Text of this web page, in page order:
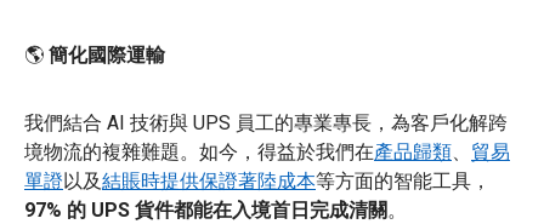
🌎 簡化國際運輸
我們結合 AI 技術與 UPS 員工的專業專長，為客戶化解跨
境物流的複雜難題。如今，得益於我們在產品歸類、 貿易
單證以及結賬時提供保證著陸成本等方面的智能工具，
97% 的 UPS 貨件都能在入境首日完成清關。